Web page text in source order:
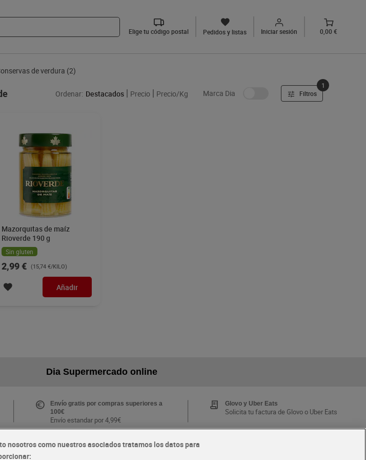
Elige tu código postal Pedidos y listas Iniciar sesión 0,00 €
de verdura (2)
Ordenar: Destacados Precio Precio/Kg Marca Dia Filtros
1
Mazorquitas de maíz
Rioverde 190 g
Sin gluten
2,99 € (15,74 €/KILO)
Añadir
Dia Supermercado online
Envío gratis por compras superiores a
100€
Envío estandar por 4,99€
Glovo y Uber Eats
Solicita tu factura de Glovo o Uber Eats
nosotros como nuestros asociados tratamos los datos para